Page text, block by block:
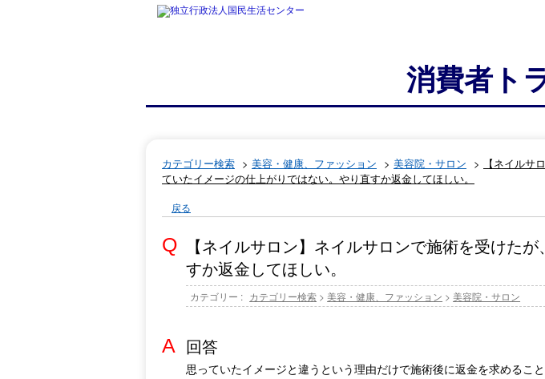
消費者ト
カテゴリー検索 > 美容・健康、ファッション > 美容院・サロン >
【ネイルサ
ていたイメージの仕上がりではない。やり直すか返金してほしい。
戻る
【ネイルサロン】ネイルサロンで施術を受けた
すか返金してほしい。
カテゴリー : カテゴリー検索 >美容・健康、ファッション >美容院・サロン
回答
思っていたイメージと違うという理由だけで施術後に返金を求めるこ